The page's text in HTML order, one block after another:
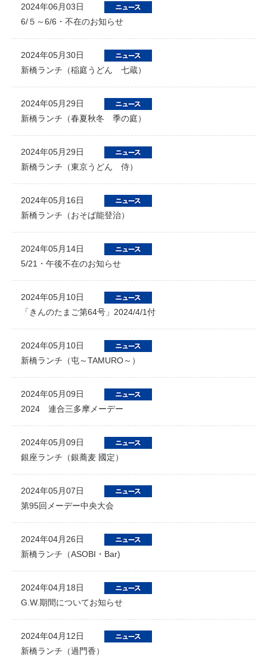
2024年06月03日
6/５～6/6・不在のお知らせ
2024年05月30日
新橋ランチ（稲庭うどん 七蔵）
2024年05月29日
新橋ランチ（春夏秋冬 季の庭）
2024年05月29日
新橋ランチ（東京うどん 侍）
2024年05月16日
新橋ランチ（おそば能登治）
2024年05月14日
5/21・午後不在のお知らせ
2024年05月10日
「きんのたまご第64号」2024/4/1付
2024年05月10日
新橋ランチ（屯～TAMURO～）
2024年05月09日
2024 連合三多摩メーデー
2024年05月09日
銀座ランチ（銀蕎麦 國定）
2024年05月07日
第95回メーデー中央大会
2024年04月26日
新橋ランチ（ASOBI・Bar)
2024年04月18日
G.W.期間についてお知らせ
2024年04月12日
新橋ランチ（過門香）